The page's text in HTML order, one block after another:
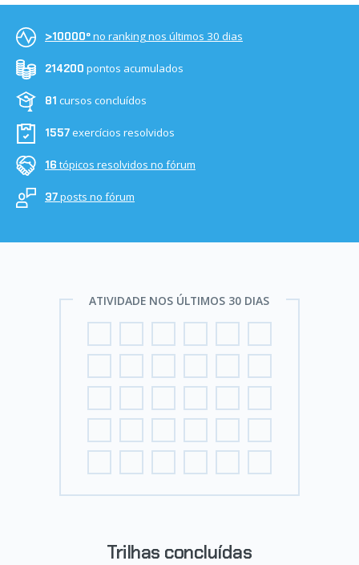
>10000ºno ranking nos últimos 30 dias
214200 pontos acumulados
81 cursos concluídos
1557exercícios resolvidos
16 tópicos resolvidos no fórum
37posts no fórum
ATIVIDADE NOS ÚLTIMOS 30 DIAS
Trilhas concluídas